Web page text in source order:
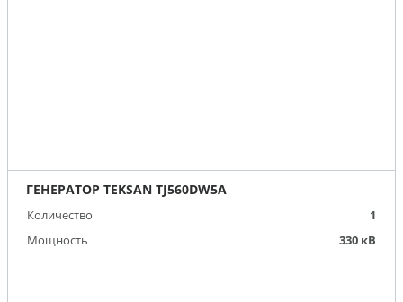
ГЕНЕРАТОР TEKSAN TJ560DW5A
Количество
1
Мощность
330 кВ